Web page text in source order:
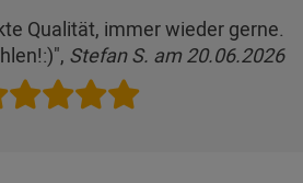
Qualität, immer wieder gerne.
Stefan S. am 20.06.2026